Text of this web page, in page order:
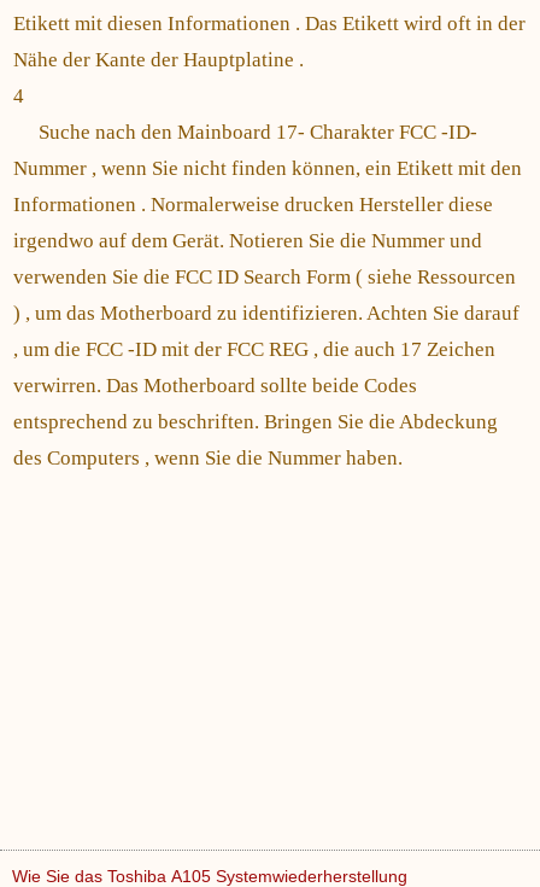
Etikett mit diesen Informationen . Das Etikett wird oft in der
Nähe der Kante der Hauptplatine .
4
Suche nach den Mainboard 17- Charakter FCC -ID-
Nummer , wenn Sie nicht finden können, ein Etikett mit den
Informationen . Normalerweise drucken Hersteller diese
irgendwo auf dem Gerät. Notieren Sie die Nummer und
verwenden Sie die FCC ID Search Form ( siehe Ressourcen
) , um das Motherboard zu identifizieren. Achten Sie darauf
, um die FCC -ID mit der FCC REG , die auch 17 Zeichen
verwirren. Das Motherboard sollte beide Codes
entsprechend zu beschriften. Bringen Sie die Abdeckung
des Computers , wenn Sie die Nummer haben.
Wie Sie das Toshiba A105 Systemwiederherstellung